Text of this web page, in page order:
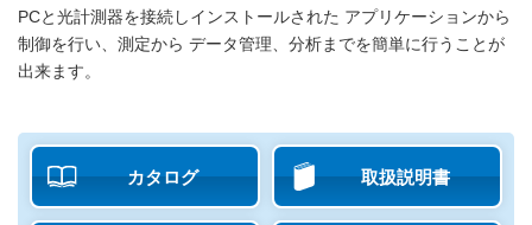
PCと光計測器を接続しインストールされた アプリケーションから
制御を行い、測定から データ管理、分析までを簡単に行うことが
出来ます。
カタログ 取扱説明書